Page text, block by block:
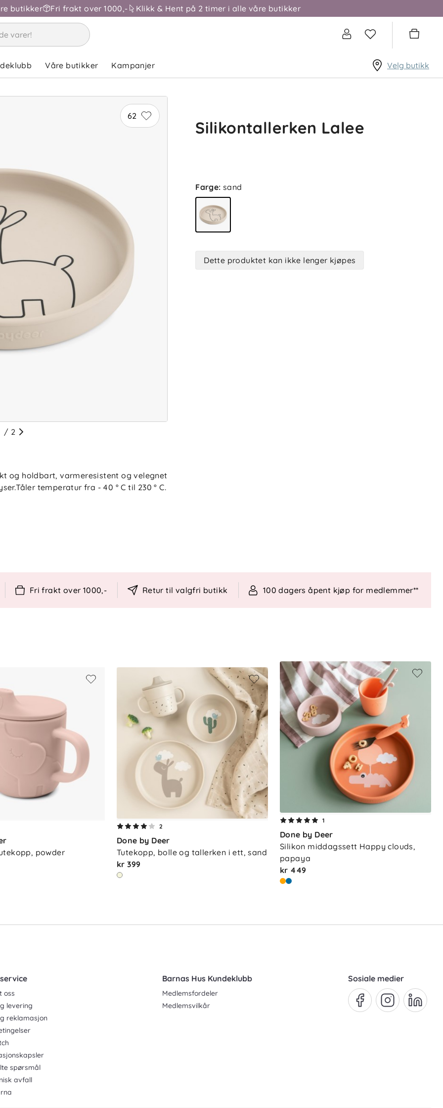
butikker Fri frakt over 1000,- Klikk & Hent på 2 timer i alle våre butikker
Våre butikker Kampanjer Velg butikk
62
/ 2
og holdbart, varmeresistent og velegnet
temperatur fra - 40 ° C til 230 ° C.
Silikontallerken Lalee
Farge: sand
Dette produktet kan ikke lenger kjøpes
Fri frakt over 1000,- Retur til valgfri butikk 100 dagers åpent kjøp for medlemmer**
powder
2
Done by Deer
Tutekopp, bolle og tallerken i ett, sand
kr 399
1
Done by Deer
Silikon middagssett Happy clouds,
papaya
kr 449
oss
levering
reklamasjon
spørsmål
avfall
Barnas Hus Kundeklubb
Medlemsfordeler
Medlemsvilkår
Sosiale medier